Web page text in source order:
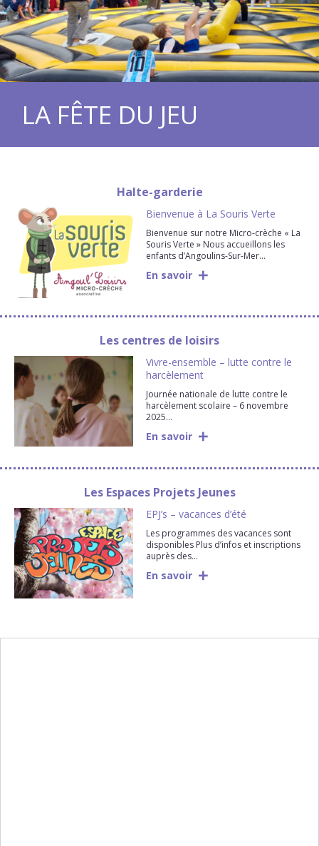
LA FÊTE DU JEU
Halte-garderie
Bienvenue à La Souris Verte
Bienvenue sur notre Micro-crèche « La
Souris Verte » Nous accueillons les
enfants d’Angoulins-Sur-Mer…
En savoir
Les centres de loisirs
Vivre-ensemble – lutte contre le
harcèlement
Journée nationale de lutte contre le
harcèlement scolaire – 6 novembre
2025…
En savoir
Les Espaces Projets Jeunes
EPJ’s – vacances d’été
Les programmes des vacances sont
disponibles Plus d’infos et inscriptions
auprès des…
En savoir